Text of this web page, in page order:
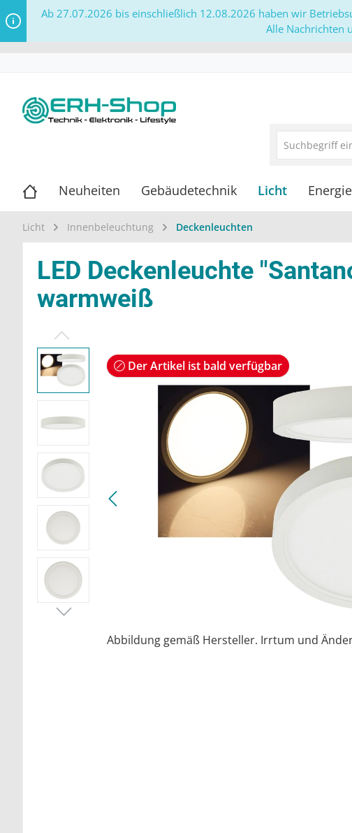
Ab 27.07.2026 bis einschließlich 12.08.2026 haben wir
Alle Nachrichten
Neuheiten Gebäudetechnik Licht Energie
Licht Innenbeleuchtung Deckenleuchten
LED Deckenleuchte
warmweiß
Der Artikel ist bald verfügbar
Abbildung gemäß Hersteller. Irrtum und